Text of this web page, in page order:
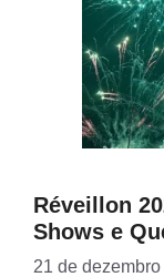
Réveillon
Shows e
21 de